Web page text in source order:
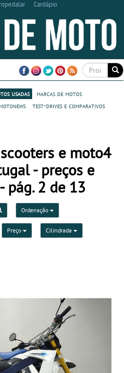
Cardápio
usadas
marcas de motos
test-drives e comparativos
e moto4
- preços e
pág. 2 de 13
Ordenação
Preço Cilindrada